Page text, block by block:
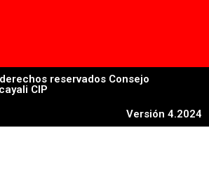
reservados Consejo
CIP
Versión 4.2024